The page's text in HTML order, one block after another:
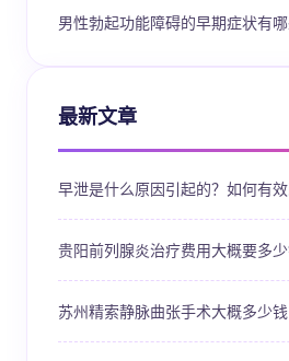
男性勃起功能障碍的早期症状有
最新文章
早泄是什么原因引起的？如何有
贵阳前列腺炎治疗费用大概要多
苏州精索静脉曲张手术大概多少钱